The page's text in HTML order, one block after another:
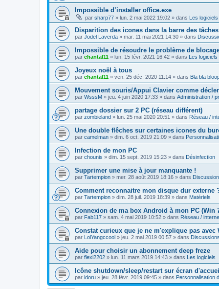
Impossible d’installer office.exe
par sharp77 » lun. 2 mai 2022 19:02 » dans Les logiciels
Disparition des icones dans la barre des tâches
par Jodel Laverda » mar. 11 mai 2021 14:30 » dans
Impossible de résoudre le problème de
par chantal11 » lun. 15 févr. 2021 16:42 » dans Les logiciels
Joyeux noël à tous
par chantal11 » ven. 25 déc. 2020 11:14 » dans Bla bla
Mouvement souris/Appui Clavier comme
par WsssM » jeu. 4 juin 2020 17:33 » dans Administration /
partage dossier sur 2 PC (réseau différent)
par zombieland » lun. 25 mai 2020 20:51 » dans Réseau /
Une double flêches sur certaines icones du
par camelman » dim. 6 oct. 2019 21:09 » dans
Infection de mon PC
par chounis » dim. 15 sept. 2019 15:23 » dans Désinfection
Supprimer une mise à jour manquante !
par Tartempion » mer. 28 août 2019 18:16 » dans
Comment reconnaitre mon disque dur externe
par Tartempion » dim. 28 juil. 2019 18:39 » dans Matériels
Connexion de ma box Android à mon PC (Win
par Fab117 » sam. 4 mai 2019 10:52 » dans Réseau /
Constat curieux que je ne m'explique pas avec
par LolYangccool » jeu. 2 mai 2019 00:57 » dans
Aide pour choisir un abonnement deep freze
par flexi2202 » lun. 11 mars 2019 14:43 » dans Les logiciels
Icône shutdown/sleep/restart sur écran
par idoru » jeu. 28 févr. 2019 09:45 » dans Personnalisation